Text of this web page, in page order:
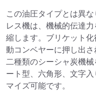
この油圧タイプとは異
レス機は、機械的伝達
縮します。ブリケット
動コンベヤーに押し出
二種類のシーシャ炭機
ート型、六角形、文字
マイズ可能です。